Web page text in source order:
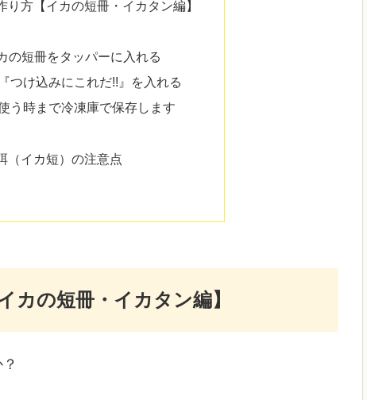
方【イカの短冊・イカタン編】
の短冊をタッパーに入れる
つけ込みにこれだ!!』を入れる
う時まで冷凍庫で保存します
（イカ短）の注意点
カの短冊・イカタン編】